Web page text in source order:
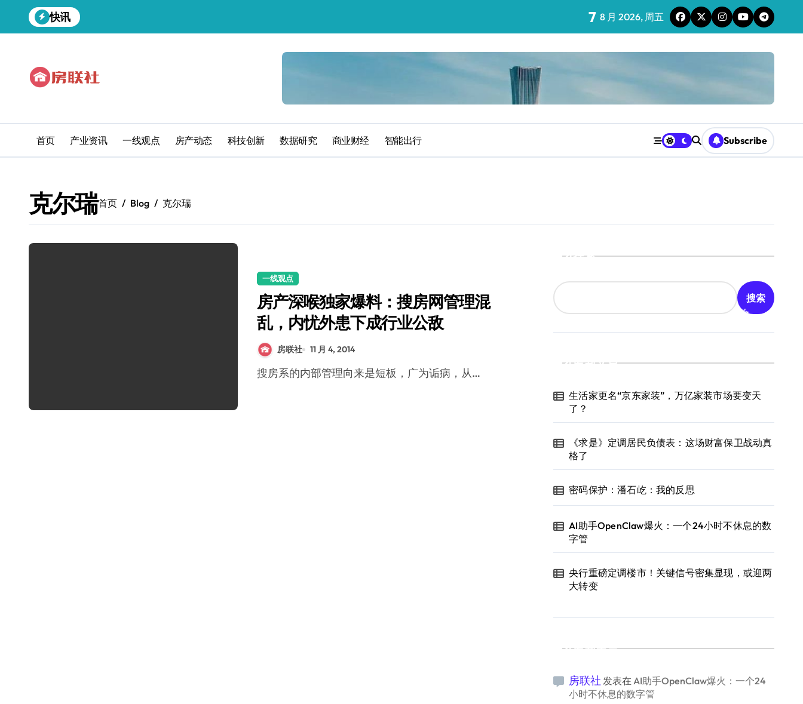
到
快讯 7 8 月 2026, 周五
首页 产业资讯 一线观点 房产动态 科技创新 数据研究 商业财经 智能出行 Subscribe
克尔瑞首页 Blog 克尔瑞
一线观点
房产深喉独家爆料：搜房网管理混
乱，内忧外患下成行业公敌
房联社 11 月 4, 2014
搜房系的内部管理向来是短板，广为诟病，从…
搜索
搜索
最新文章
生活家更名“京东家装”，万亿家装市场要变天
了？
《求是》定调居民负债表：这场财富保卫战动真
格了
密码保护：潘石屹：我的反思
AI助手OpenClaw爆火：一个24小时不休息的数
字管
央行重磅定调楼市！关键信号密集显现，或迎两
大转变
最新留言
房联社 发表在 AI助手OpenClaw爆火：一个24
小时不休息的数字管